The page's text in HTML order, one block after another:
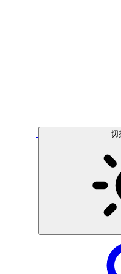
切